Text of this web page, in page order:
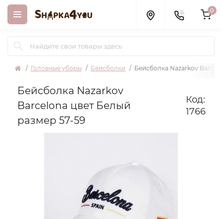
0
Головные уборы Бейсболки Бейсболка Nazarkov
Бейсболка Nazarkov
Barcelona цвет Белый
размер 57-59
Код:
1766